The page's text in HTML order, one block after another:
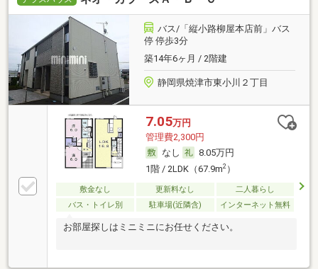
バス/「縦小路柳屋本店前」バス
停 停歩3分
築14年6ヶ月 / 2階建
静岡県焼津市東小川２丁目
7.05万円
管理費2,300円
なし
8.05万円
1階 / 2LDK（67.9m2）
敷金なし 更新料なし
二人暮らし
バス・トイレ別
駐車場(近隣含) インターネット無料
お部屋探しはミニミニにお任せください。